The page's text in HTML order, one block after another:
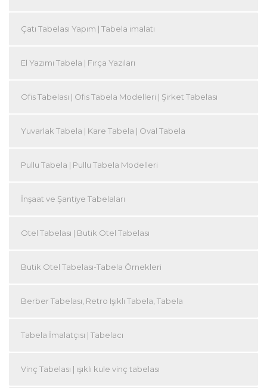
Çatı Tabelası Yapım | Tabela imalatı
El Yazımı Tabela | Fırça Yazıları
Ofis Tabelası | Ofis Tabela Modelleri | Şirket Tabelası
Yuvarlak Tabela | Kare Tabela | Oval Tabela
Pullu Tabela | Pullu Tabela Modelleri
İnşaat ve Şantiye Tabelaları
Otel Tabelası | Butik Otel Tabelası
Butik Otel Tabelası-Tabela Örnekleri
Berber Tabelası, Retro Işıklı Tabela, Tabela
Tabela İmalatçısı | Tabelacı
Vinç Tabelası | ışıklı kule vinç tabelası